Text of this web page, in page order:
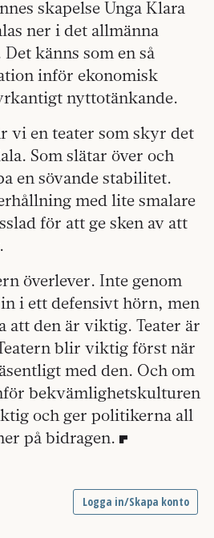
skapelse Unga Klara
ner i det allmänna
känns som en så
inför ekonomisk
nyttotänkande.
vi en teater som skyr det
Som slätar över och
en sövande stabilitet.
med lite smalare
för att ge sken av att
överlever. Inte genom
i ett defensivt hörn, men
att den är viktig. Teater är
blir viktig först när
med den. Och om
bekvämlighets­kulturen
och ger politikerna all
på bidragen.